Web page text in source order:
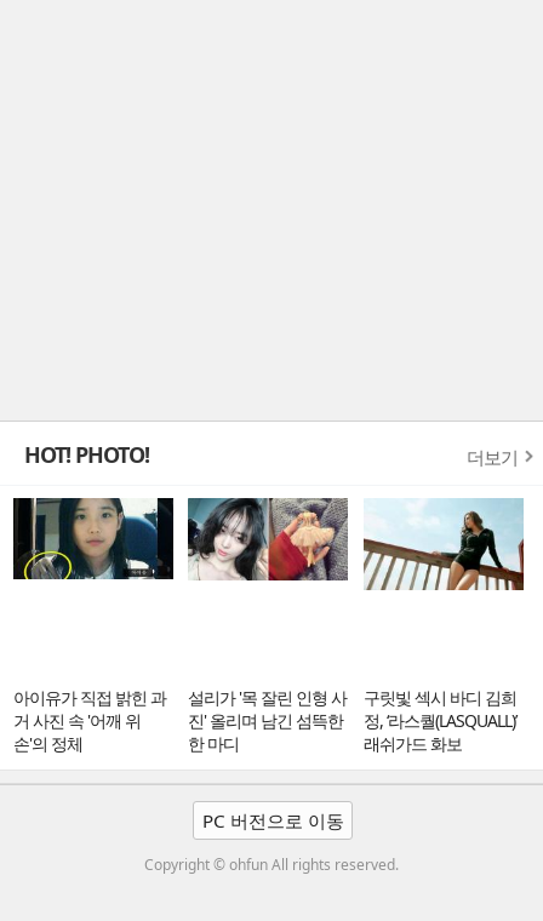
HOT! PHOTO! 더보기
아이유가 직접 밝힌 과
거 사진 속 '어깨 위
손'의 정체
설리가 '목 잘린 인형 사
진' 올리며 남긴 섬뜩한
한 마디
구릿빛 섹시 바디 김희
정, ‘라스퀄(LASQUALL)’
래쉬가드 화보
PC 버전으로 이동
Copyright © ohfun All rights reserved.